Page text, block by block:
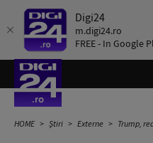
Digi24
m.digi24.ro
FREE - In Google
HOME Știri Externe Trump, reacție la